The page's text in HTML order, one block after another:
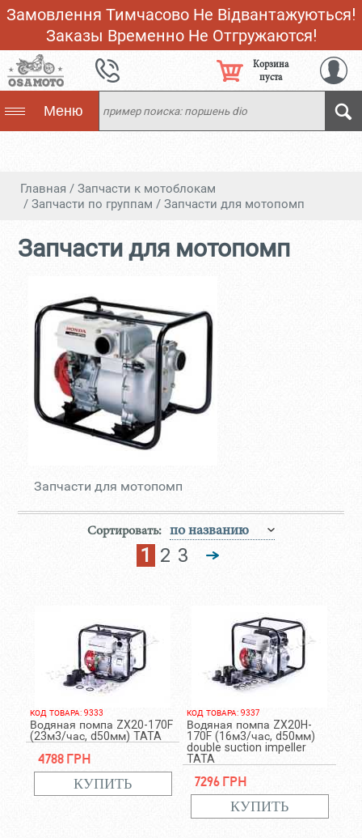
Замовлення Тимчасово Не Відвантажуються!
Заказы Временно Не Отгружаются!
Корзина
пуста
Меню
Главная / Запчасти к мотоблокам
/ Запчасти по группам / Запчасти для мотопомп
Запчасти для мотопомп
Запчасти для мотопомп
Сортировать:
1 2 3
КОД ТОВАРА: 9333
Водяная помпа ZX20-170F
(23м3/час, d50мм) TATA
4788 грн
КОД ТОВАРА: 9337
Водяная помпа ZX20H-
170F (16м3/час, d50мм)
double suction impeller
TATA
7296 грн